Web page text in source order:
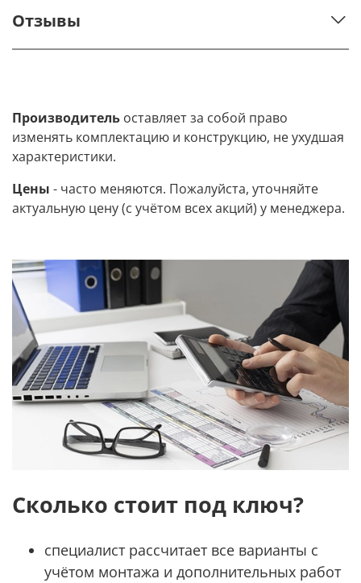
Отзывы
Производитель оставляет за собой право
изменять комплектацию и конструкцию, не ухудшая
характеристики.
Цены - часто меняются. Пожалуйста, уточняйте
актуальную цену (с учётом всех акций) у менеджера.
Сколько стоит под ключ?
специалист рассчитает все варианты с
учётом монтажа и дополнительных работ